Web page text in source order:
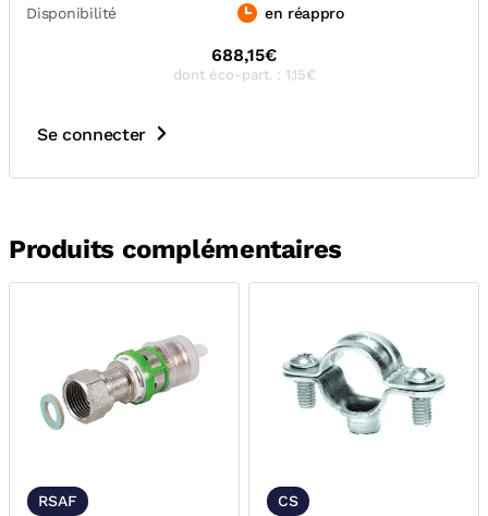
Disponibilité en réappro
688,15€
dont éco-part. : 1,15€
Se connecter
Produits complémentaires
RSAF CS